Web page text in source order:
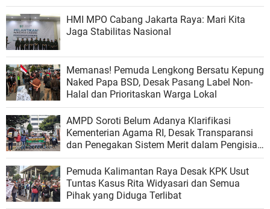
HMI MPO Cabang Jakarta Raya: Mari Kita
Jaga Stabilitas Nasional
Memanas! Pemuda Lengkong Bersatu Kepung
Naked Papa BSD, Desak Pasang Label Non-
Halal dan Prioritaskan Warga Lokal
AMPD Soroti Belum Adanya Klarifikasi
Kementerian Agama RI, Desak Transparansi
dan Penegakan Sistem Merit dalam Pengisian
Jabatan
Pemuda Kalimantan Raya Desak KPK Usut
Tuntas Kasus Rita Widyasari dan Semua
Pihak yang Diduga Terlibat